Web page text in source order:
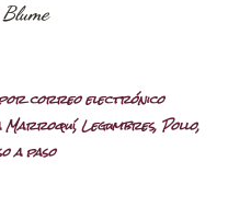
correo electrónico
Marroquí Legumbres Pollo
a paso